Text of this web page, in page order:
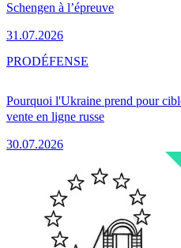
Schengen à l’épreuve
31.07.2026
Pourquoi l'Ukraine prend pour
vente en ligne russe
30.07.2026
PRODÉFENSE